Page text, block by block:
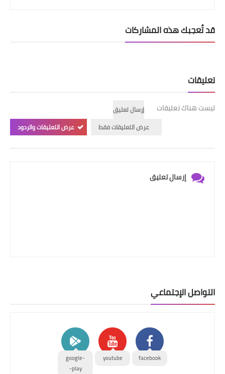
قد تُعجبك هذه المشاركات
تعليقات
ليست هناك تعليقات
إرسال تعليق
عرض التعليقات فقط
عرض التعليقات والردود
إرسال تعليق
التواصل الإجتماعي
facebook
youtube
google-
play-